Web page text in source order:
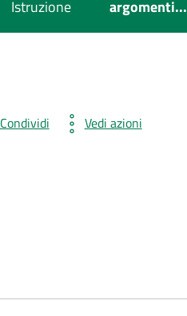
Istruzione
argomenti...
Condividi Vedi azioni